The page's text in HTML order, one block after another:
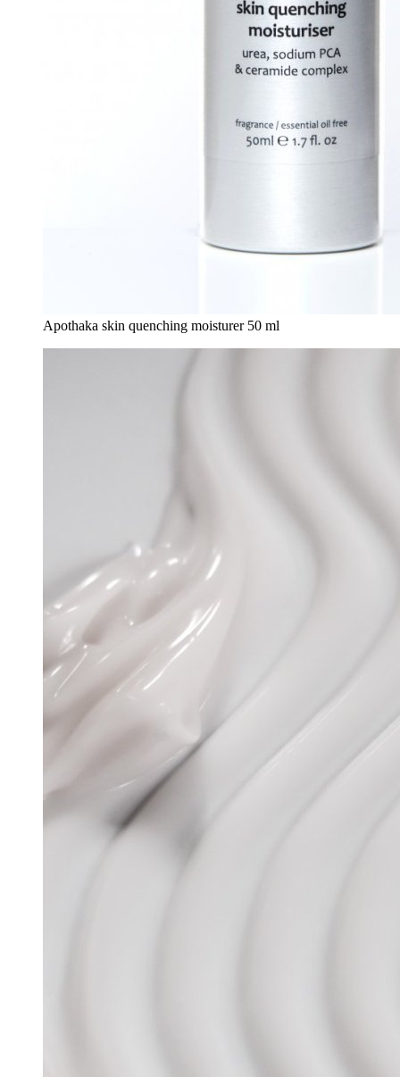
Apothaka skin quenching moisturer 50 ml